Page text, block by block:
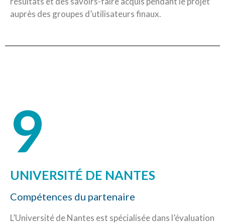
auprès des groupes d’utilisateurs finaux.
9
UNIVERSITÉ DE NANTES
Compétences du partenaire
L’Université de Nantes est spécialisée dans l’évaluation